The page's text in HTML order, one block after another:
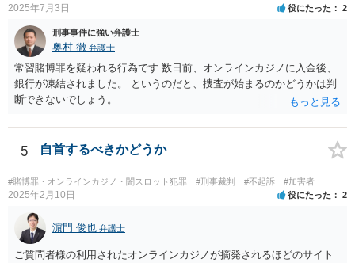
す。また、福袋のように購入価格と同程度以上の品物が必ず入ってい
ると信じていたのであれば、賭博の故意はなく犯罪にはあたらないで
しょう。 この点、例えば木曽崇さんが賭博にあたる可能性を指摘して
いますが、その内容は正当だと思います。
2025年7月3日 役にたった 2
刑事事件に強い弁護士
奥村 徹 弁護士
常習賭博罪を疑われる行為です 数日前、オンラインカジノに入金後、
銀行が凍結されました。 というのだと、捜査が始まるのかどうかは判
断できないでしょう。
5 自首するべきかどうか
#賭博罪・オンラインカジノ・闇スロット犯罪 #刑事裁判 #不起訴 #加害者
2025年2月10日 役にたった 2
濵門 俊也 弁護士
ご質問者様の利用されたオンラインカジノが摘発されるほどのサイト